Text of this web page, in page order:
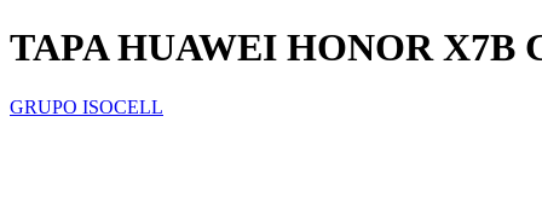
TAPA HUAWEI HONOR X7B
GRUPO ISOCELL